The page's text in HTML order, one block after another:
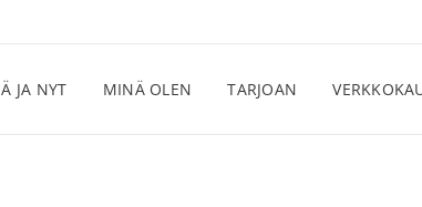
JA NYT MINÄ OLEN TARJOAN